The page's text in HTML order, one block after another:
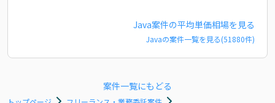
Java案件の平均単価相場を見る
Javaの案件一覧を見る(51880件)
案件一覧にもどる